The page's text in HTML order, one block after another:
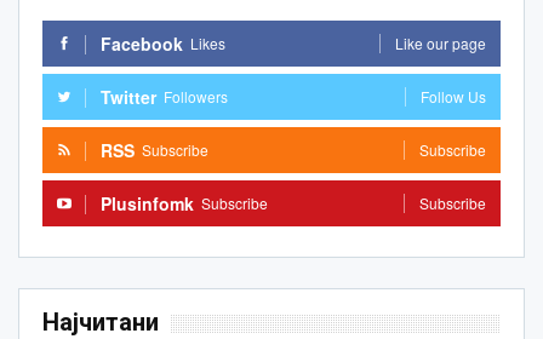
Facebook Likes Like our page
Twitter Followers Follow Us
RSS Subscribe Subscribe
Plusinfomk Subscribe Subscribe
Најчитани